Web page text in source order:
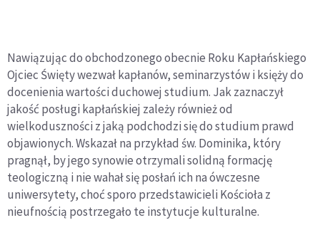
Nawiązując do obchodzonego obecnie Roku Kapłańskiego
Ojciec Święty wezwał kapłanów, seminarzystów i księży do
docenienia wartości duchowej studium. Jak zaznaczył
jakość posługi kapłańskiej zależy również od
wielkoduszności z jaką podchodzi się do studium prawd
objawionych. Wskazał na przykład św. Dominika, który
pragnął, by jego synowie otrzymali solidną formację
teologiczną i nie wahał się posłań ich na ówczesne
uniwersytety, choć sporo przedstawicieli Kościoła z
nieufnością postrzegało te instytucje kulturalne.